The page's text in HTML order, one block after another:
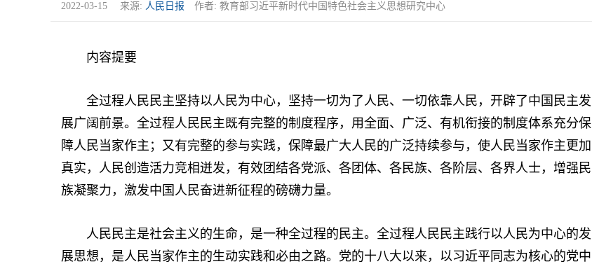
2022-03-15 来源: 人民日报 作者: 教育部习近平新时代中国特色社会主义思想研究中心
内容提要
全过程人民民主坚持以人民为中心，坚持一切为了人民、一切依靠人民，开辟了中国民主发
展广阔前景。全过程人民民主既有完整的制度程序，用全面、广泛、有机衔接的制度体系充分保
障人民当家作主；又有完整的参与实践，保障最广大人民的广泛持续参与，使人民当家作主更加
真实，人民创造活力竞相迸发，有效团结各党派、各团体、各民族、各阶层、各界人士，增强民
族凝聚力，激发中国人民奋进新征程的磅礴力量。
人民民主是社会主义的生命，是一种全过程的民主。全过程人民民主践行以人民为中心的发
展思想，是人民当家作主的生动实践和必由之路。党的十八大以来，以习近平同志为核心的党中